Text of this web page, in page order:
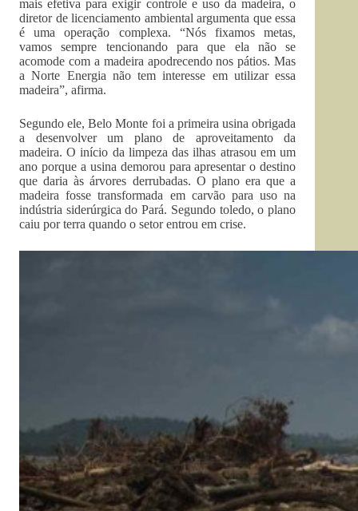
mais efetiva para exigir controle e uso da madeira, o
diretor de licenciamento ambiental argumenta que essa
é uma operação complexa. “Nós fixamos metas,
vamos sempre tencionando para que ela não se
acomode com a madeira apodrecendo nos pátios. Mas
a Norte Energia não tem interesse em utilizar essa
madeira”, afirma.
Segundo ele, Belo Monte foi a primeira usina obrigada
a desenvolver um plano de aproveitamento da
madeira. O início da limpeza das ilhas atrasou em um
ano porque a usina demorou para apresentar o destino
que daria às árvores derrubadas. O plano era que a
madeira fosse transformada em carvão para uso na
indústria siderúrgica do Pará. Segundo toledo, o plano
caiu por terra quando o setor entrou em crise.